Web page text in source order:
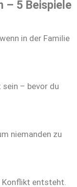
– 5 Beispiele
in der Familie
– bevor du
niemanden zu
Konflikt entsteht.